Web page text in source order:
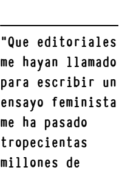
"Que editoriales
me hayan llamado
para escribir un
ensayo feminista
me ha pasado
tropecientas
millones de